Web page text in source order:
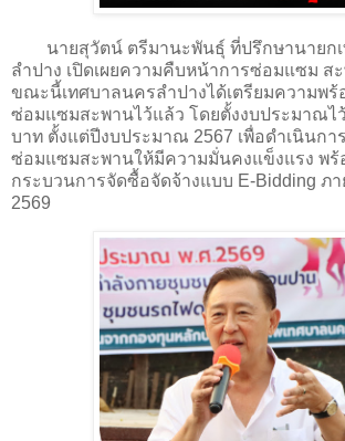
นายสุวัตน์ ตรีมานะพันธุ์ ที่ปรึกษานายก
ลำปาง เปิดเผยความคืบหน้าการซ่อมแซม ส
ขณะนี้เทศบาลนครลำปางได้เตรียมความพร้
ซ่อมแซมสะพานไว้แล้ว โดยตั้งงบประมาณไ
บาท ตั้งแต่ปีงบประมาณ 2567 เพื่อดำเนินกา
ซ่อมแซมสะพานให้มีความมั่นคงแข็งแรง พร้
กระบวนการจัดซื้อจัดจ้างแบบ E-Bidding ภ
2569